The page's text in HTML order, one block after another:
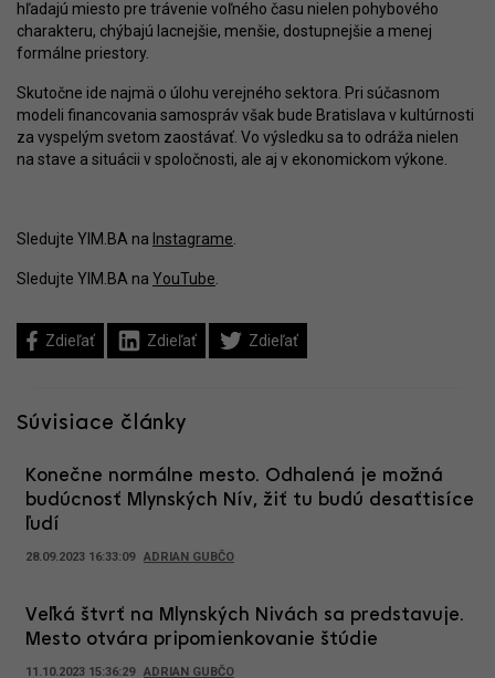
hľadajú miesto pre trávenie voľného času nielen pohybového
charakteru, chýbajú lacnejšie, menšie, dostupnejšie a menej
formálne priestory.
Skutočne ide najmä o úlohu verejného sektora. Pri súčasnom
modeli financovania samospráv však bude Bratislava v kultúrnosti
za vyspelým svetom zaostávať. Vo výsledku sa to odráža nielen
na stave a situácii v spoločnosti, ale aj v ekonomickom výkone.
Sledujte YIM.BA na Instagrame
Sledujte YIM.BA na YouTube
Zdieľať Zdieľať Zdieľať
Súvisiace články
Konečne normálne mesto. Odhalená je možná
budúcnosť Mlynských Nív, žiť tu budú desaťtisíce
ľudí
28.09.2023 16:33:09 ADRIAN GUBČO
Veľká štvrť na Mlynských Nivách sa predstavuje.
Mesto otvára pripomienkovanie štúdie
11.10.2023 15:36:29 ADRIAN GUBČO